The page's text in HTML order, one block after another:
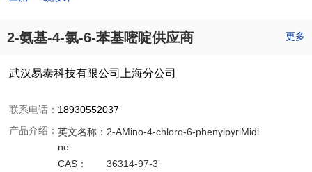
2-氨基-4-氯-6-苯基嘧啶供应商 更多
武汉易泰科技有限公司上海分公司
联系电话： 18930552037
产品介绍：英文名称： 2-AMino-4-chloro-6-phenylpyriMidi
ne
CAS：
36314-97-3